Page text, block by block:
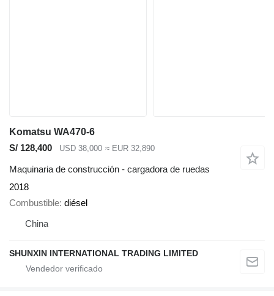
Komatsu WA470-6
S/ 128,400
USD 38,000 ≈ EUR 32,890
Maquinaria de construcción - cargadora de ruedas
2018
Combustible diésel
China
SHUNXIN INTERNATIONAL TRADING LIMITED